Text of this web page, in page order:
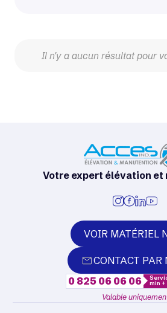
Il n'y a aucun résultat pour
Votre expert élévation et
VOIR MATÉRIEL
CONTACT PAR
0 825 06 06 06
min
Valable